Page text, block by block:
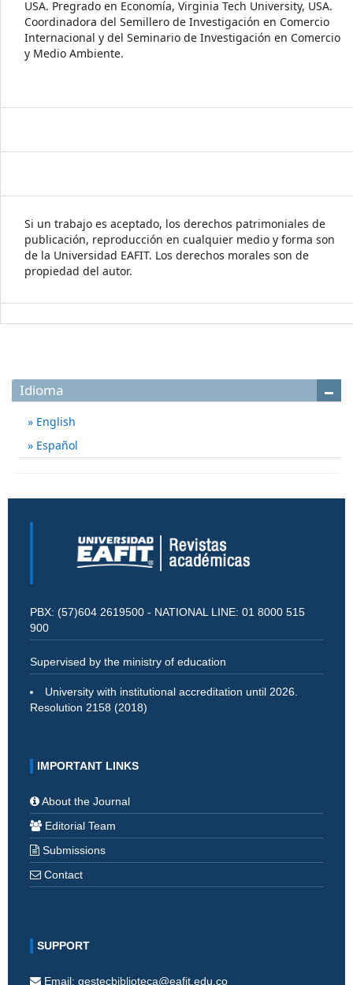
USA. Pregrado en Economía, Virginia Tech University, USA.
Coordinadora del Semillero de Investigación en Comercio
Internacional y del Seminario de Investigación en Comercio
y Medio Ambiente.
Si un trabajo es aceptado, los derechos patrimoniales de
publicación, reproducción en cualquier medio y forma son
de la Universidad EAFIT. Los derechos morales son de
propiedad del autor.
Idioma
English
Español
PBX: (57)604 2619500 - NATIONAL LINE: 01 8000 515
900
Supervised by the ministry of education
University with institutional accreditation until 2026.
Resolution 2158 (2018)
IMPORTANT LINKS
About the Journal
Editorial Team
Submissions
Contact
SUPPORT
Email: gestecbiblioteca@eafit.edu.co